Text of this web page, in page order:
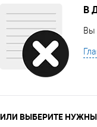
В
Вы
ИЛИ ВЫБЕРИТЕ